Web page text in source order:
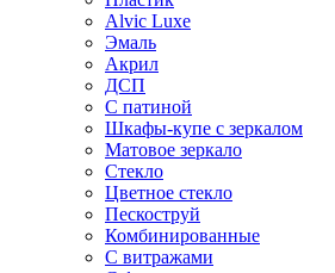
Alvic Luxe
Эмаль
Акрил
ДСП
С патиной
Шкафы-купе с зеркалом
Матовое зеркало
Стекло
Цветное стекло
Пескоструй
Комбинированные
С витражами